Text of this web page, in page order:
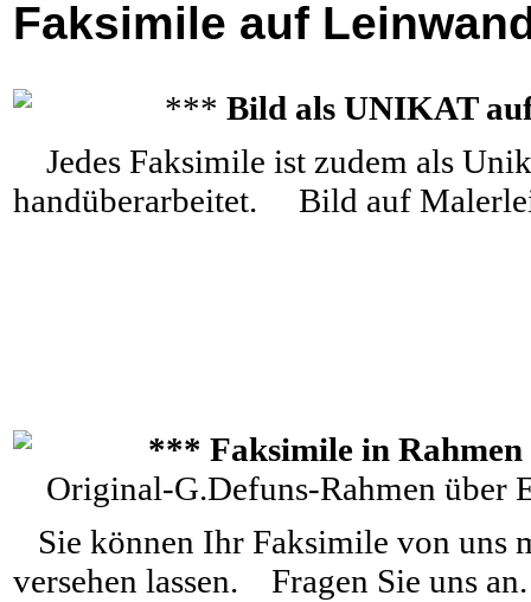
Faksimile auf
*** Bild als UNIKAT
Jedes Faksimile ist zudem als
handüberarbeitet. Bild auf
*** Faksimile in
Original-G.Defuns-Rahmen über
Sie können Ihr Faksimile von uns
versehen lassen. Fragen Sie uns